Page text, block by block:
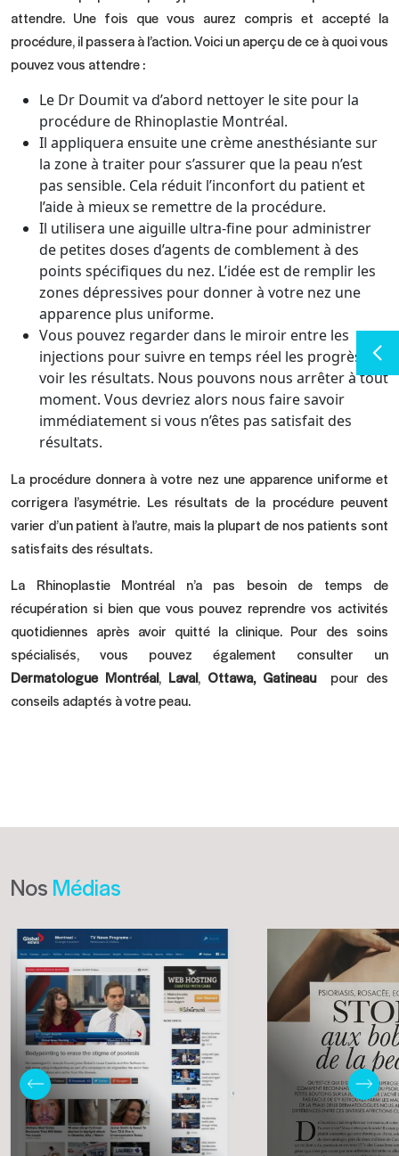
attendre. Une fois que vous aurez compris et accepté la
procédure, il passera à l’action. Voici un aperçu de ce à quoi vous
pouvez vous attendre :
Le Dr Doumit va d’abord nettoyer le site pour la
procédure de Rhinoplastie Montréal.
Il appliquera ensuite une crème anesthésiante sur
la zone à traiter pour s’assurer que la peau n’est
pas sensible. Cela réduit l’inconfort du patient et
l’aide à mieux se remettre de la procédure.
Il utilisera une aiguille ultra-fine pour administrer
de petites doses d’agents de comblement à des
points spécifiques du nez. L’idée est de remplir les
zones dépressives pour donner à votre nez une
apparence plus uniforme.
Vous pouvez regarder dans le miroir entre les
injections pour suivre en temps réel les progrès et
voir les résultats. Nous pouvons nous arrêter à tout
moment. Vous devriez alors nous faire savoir
immédiatement si vous n’êtes pas satisfait des
résultats.
La procédure donnera à votre nez une apparence uniforme et
corrigera l’asymétrie. Les résultats de la procédure peuvent
varier d’un patient à l’autre, mais la plupart de nos patients sont
satisfaits des résultats.
La Rhinoplastie Montréal n’a pas besoin de temps de
récupération si bien que vous pouvez reprendre vos activités
quotidiennes après avoir quitté la clinique. Pour des soins
spécialisés, vous pouvez également consulter un
Dermatologue Montréal, Laval, Ottawa, Gatineau
pour des
conseils adaptés à votre peau.
Nos Médias